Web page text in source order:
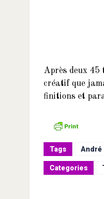
Après deux 45
créatif que
finitions et
Tags André
Categories